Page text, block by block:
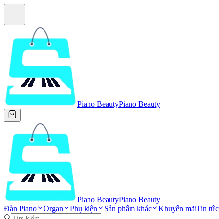
Piano BeautyPiano Beauty
Piano BeautyPiano Beauty
Đàn Piano
Organ Phụ kiện Sản phẩm khác Khuyến mãiTin tức